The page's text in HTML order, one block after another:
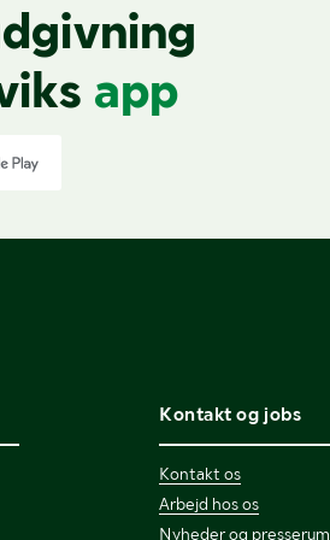
app
Kontakt og jobs
Kontakt os
Arbejd hos os
Nyheder og presserum